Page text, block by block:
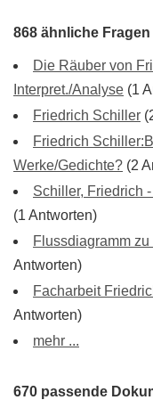
868 ähnliche
Die Räuber von
Interpret./Analyse (1
Friedrich Schiller
Friedrich
Werke/Gedichte? (2
Schiller, Friedrich
(1 Antworten)
Flussdiagramm
Antworten)
Facharbeit
Antworten)
mehr ...
670 passende